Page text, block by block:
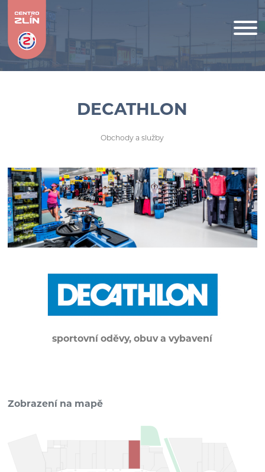
DECATHLON
Obchody a služby
sportovní oděvy, obuv a vybavení
Zobrazení na mapě